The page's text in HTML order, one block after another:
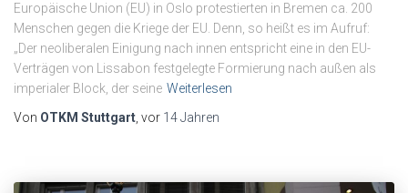
Europäische Union (EU) in Oslo protestierten in Bremen ca. 200
Menschen gegen die Kriege der EU. Denn, so heißt es im Aufruf:
„Der neoliberalen Einigung nach innen entspricht eine in den EU-
Verträgen von Lissabon festgelegte Formierung nach außen als
imperialer Block, der seine Weiterlesen
Von OTKM Stuttgart , vor 14 Jahren